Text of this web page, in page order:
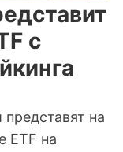
с
на
ETF на